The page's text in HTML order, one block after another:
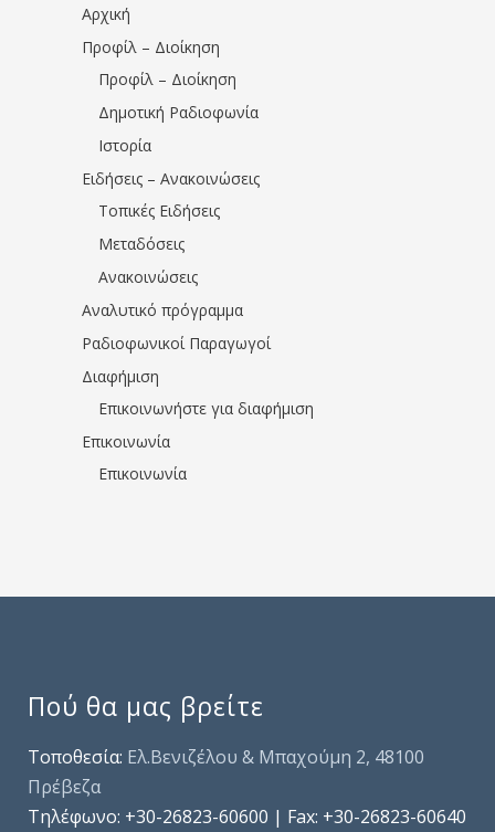
Αρχική
Προφίλ – Διοίκηση
Προφίλ – Διοίκηση
Δημοτική Ραδιοφωνία
Ιστορία
Ειδήσεις – Ανακοινώσεις
Τοπικές Ειδήσεις
Μεταδόσεις
Ανακοινώσεις
Αναλυτικό πρόγραμμα
Ραδιοφωνικοί Παραγωγοί
Διαφήμιση
Επικοινωνήστε για διαφήμιση
Επικοινωνία
Επικοινωνία
Πού θα μας βρείτε
Τοποθεσία: Ελ.Βενιζέλου & Μπαχούμη 2, 48100
Πρέβεζα
Τηλέφωνo: +30-26823-60600 | Fax: +30-26823-60640